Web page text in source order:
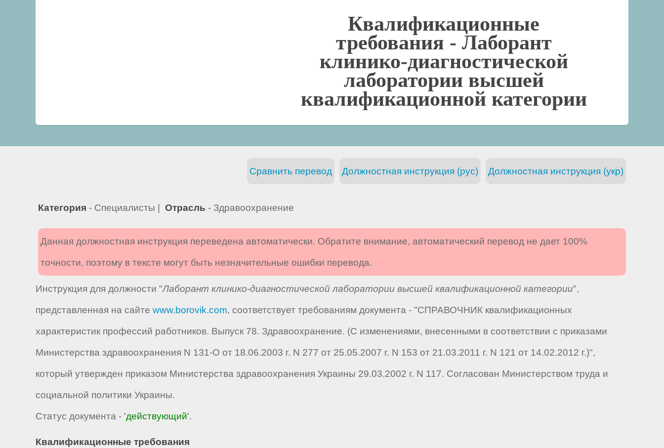
Квалификационные
требования - Лаборант
клинико-диагностической
лаборатории высшей
квалификационной категории
Должностная инструкция (укр)
Должностная инструкция (рус)
Сравнить перевод
Категория - Специалисты | Отрасль - Здравоохранение
Данная должностная инструкция переведена автоматически. Обратите внимание, автоматический перевод не дает 100%
точности, поэтому в тексте могут быть незначительные ошибки перевода.
Инструкция для должности "Лаборант клинико-диагностической лаборатории высшей квалификационной категории",
представленная на сайте www.borovik.com, соответствует требованиям документа - "СПРАВОЧНИК квалификационных
характеристик профессий работников. Выпуск 78. Здравоохранение. (С изменениями, внесенными в соответствии с приказами
Министерства здравоохранения N 131-О от 18.06.2003 г. N 277 от 25.05.2007 г. N 153 от 21.03.2011 г. N 121 от 14.02.2012 г.)",
который утвержден приказом Министерства здравоохранения Украины 29.03.2002 г. N 117. Согласован Министерством труда и
социальной политики Украины.
Статус документа - 'действующий'.
Квалификационные требования